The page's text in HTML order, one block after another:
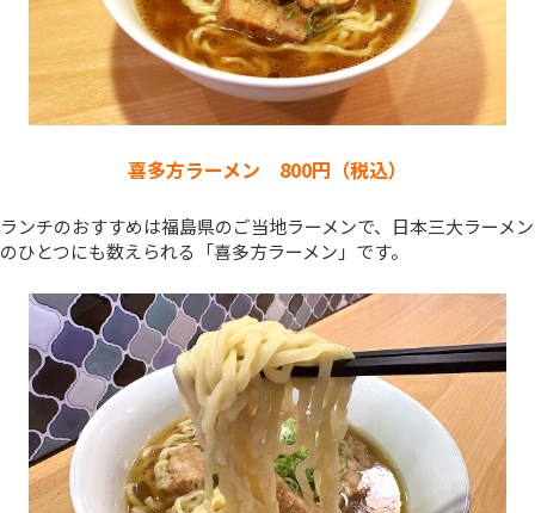
喜多方ラーメン 800円（税込）
ランチのおすすめは福島県のご当地ラーメンで、日本三大ラーメン
のひとつにも数えられる「喜多方ラーメン」です。